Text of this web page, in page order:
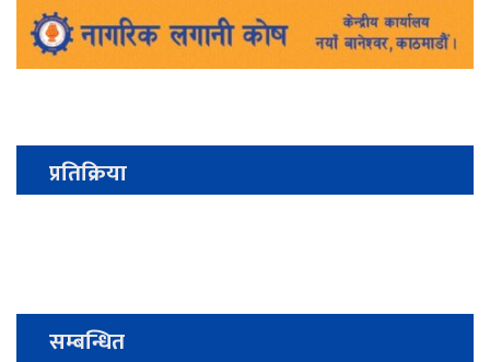
प्रतिक्रिया
सम्बन्धित